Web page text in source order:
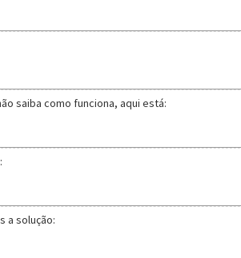
saiba como funciona, aqui está:
a solução: